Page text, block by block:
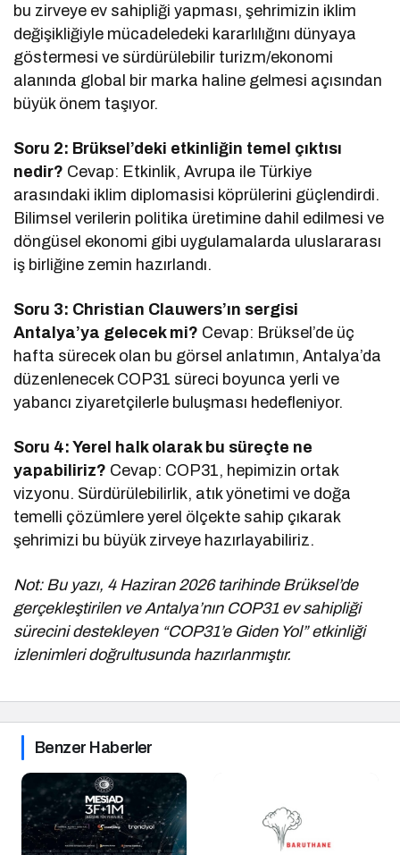
bu zirveye ev sahipliği yapması, şehrimizin iklim
değişikliğiyle mücadeledeki kararlılığını dünyaya
göstermesi ve sürdürülebilir turizm/ekonomi
alanında global bir marka haline gelmesi açısından
büyük önem taşıyor.
Soru 2: Brüksel’deki etkinliğin temel çıktısı
nedir? Cevap: Etkinlik, Avrupa ile Türkiye
arasındaki iklim diplomasisi köprülerini güçlendirdi.
Bilimsel verilerin politika üretimine dahil edilmesi ve
döngüsel ekonomi gibi uygulamalarda uluslararası
iş birliğine zemin hazırlandı.
Soru 3: Christian Clauwers’ın sergisi
Antalya’ya gelecek mi? Cevap: Brüksel’de üç
hafta sürecek olan bu görsel anlatımın, Antalya’da
düzenlenecek COP31 süreci boyunca yerli ve
yabancı ziyaretçilerle buluşması hedefleniyor.
Soru 4: Yerel halk olarak bu süreçte ne
yapabiliriz? Cevap: COP31, hepimizin ortak
vizyonu. Sürdürülebilirlik, atık yönetimi ve doğa
temelli çözümlere yerel ölçekte sahip çıkarak
şehrimizi bu büyük zirveye hazırlayabiliriz.
Not: Bu yazı, 4 Haziran 2026 tarihinde Brüksel’de
gerçekleştirilen ve Antalya’nın COP31 ev sahipliği
sürecini destekleyen “COP31’e Giden Yol” etkinliği
izlenimleri doğrultusunda hazırlanmıştır.
Benzer Haberler